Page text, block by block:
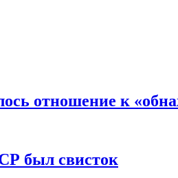
отношение к
был свисток